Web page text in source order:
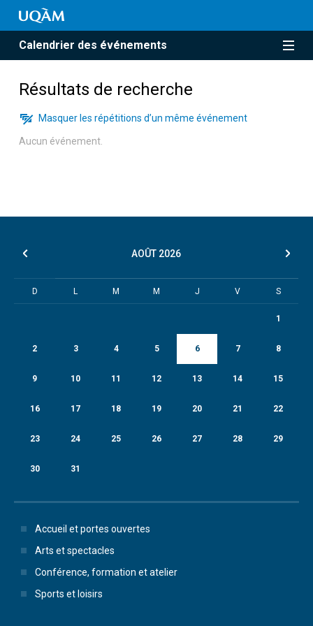
Calendrier des événements
Résultats de recherche
Masquer les répétitions d’un même événement
Aucun événement.
AOÛT 2026
D L M M J V S
1
2 3 4 5 6 7 8
9 10 11 12 13 14 15
16 17 18 19 20 21 22
23 24 25 26 27 28 29
30 31
Accueil et portes ouvertes
Arts et spectacles
Conférence, formation et atelier
Sports et loisirs